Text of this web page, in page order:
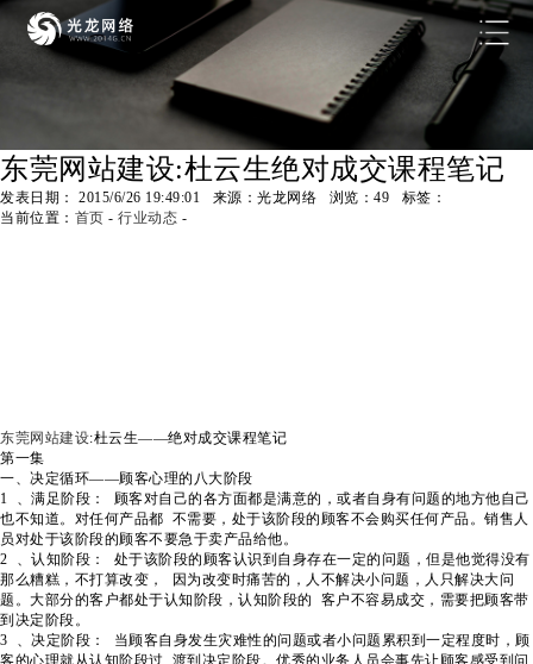
东莞网站建设:杜云生绝对成交课程笔记
发表日期： 2015/6/26 19:49:01 来源：光龙网络 浏览： 49 标签：
当前位置： 首页 - 行业动态 -
东莞网站建设:杜云生——绝对成交课程笔记
第一集
一、决定循环——顾客心理的八大阶段
1 、满足阶段： 顾客对自己的各方面都是满意的，或者自身有问题的地方他自己
也不知道。对任何产品都 不需要，处于该阶段的顾客不会购买任何产品。销售人
员对处于该阶段的顾客不要急于卖产品给他。
2 、认知阶段： 处于该阶段的顾客认识到自身存在一定的问题，但是他觉得没有
那么糟糕，不打算改变， 因为改变时痛苦的，人不解决小问题，人只解决大问
题。大部分的客户都处于认知阶段，认知阶段的 客户不容易成交，需要把顾客带
到决定阶段。
3 、决定阶段： 当顾客自身发生灾难性的问题或者小问题累积到一定程度时，顾
客的心理就从认知阶段过 渡到决定阶段。优秀的业务人员会事先让顾客感受到问